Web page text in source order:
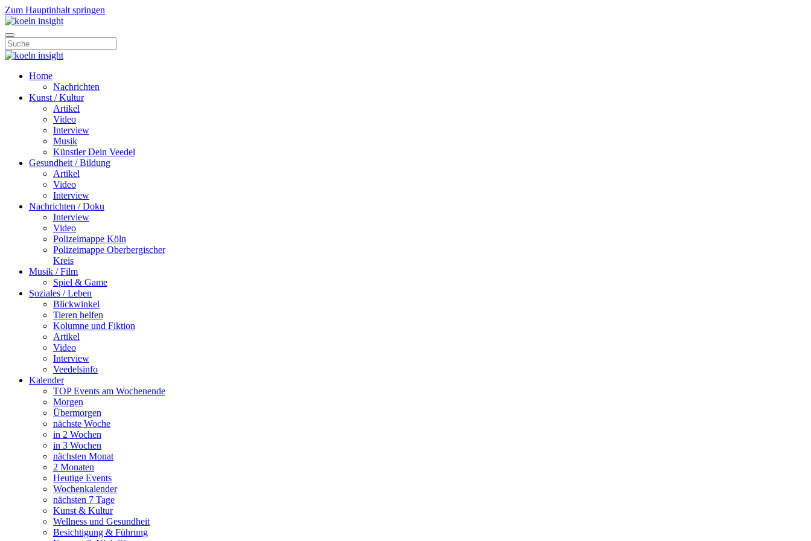
Zum Hauptinhalt springen
Home
Nachrichten
Kunst / Kultur
Artikel
Video
Interview
Musik
Künstler Dein Veedel
Gesundheit / Bildung
Artikel
Video
Interview
Nachrichten / Doku
Interview
Video
Polizeimappe Köln
Polizeimappe Oberbergischer
Kreis
Musik / Film
Spiel & Game
Soziales / Leben
Blickwinkel
Tieren helfen
Kolumne und Fiktion
Artikel
Video
Interview
Veedelsinfo
Kalender
TOP Events am Wochenende
Morgen
Übermorgen
nächste Woche
in 2 Wochen
in 3 Wochen
nächsten Monat
2 Monaten
Heutige Events
Wochenkalender
nächsten 7 Tage
Kunst & Kultur
Wellness und Gesundheit
Besichtigung & Führung